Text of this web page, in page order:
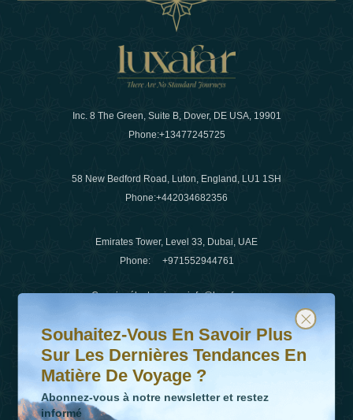
Inc. 8 The Green, Suite B, Dover, DE USA, 19901
Phone:+13477245725
58 New Bedford Road, Luton, England, LU1 1SH
Phone:+442034682356
Emirates Tower, Level 33, Dubai, UAE
Phone: +971552944761
Courrier électronique:info@luxafar.com
WhatsApp N°
+442034682356
+971552944761
Souhaitez-vous en savoir plus sur les dernières
Abonnez-vous à notre newsletter et restez informé
Souhaitez-Vous En Savoir Plus
Sur Les Dernières Tendances En
Matière De Voyage ?
Abonnez-vous à notre newsletter et restez
informé